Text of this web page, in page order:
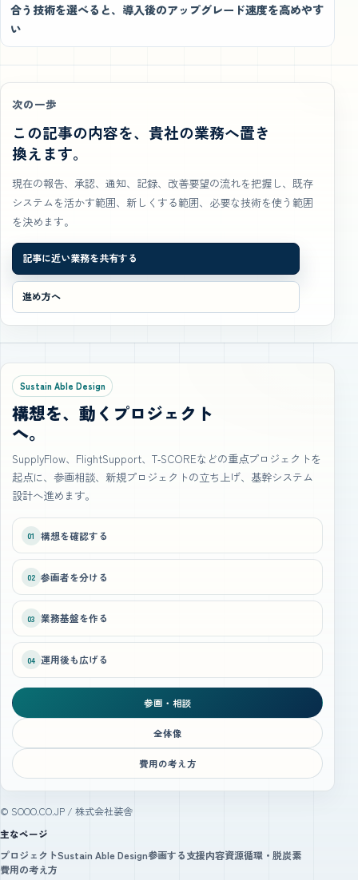
合う技術を選べると、導入後のアップグレード速度を高めやす
い
次の一歩
この記事の内容を、貴社の業務へ置き
換えます。
現在の報告、承認、通知、記録、改善要望の流れを把握し、既存
システムを活かす範囲、新しくする範囲、必要な技術を使う範囲
を決めます。
記事に近い業務を共有する
進め方へ
Sustain Able Design
構想を、動くプロジェクト
へ。
SupplyFlow、FlightSupport、T‑SCOREなどの重点プロジェクトを
起点に、参画相談、新規プロジェクトの立ち上げ、基幹システム
設計へ進めます。
01 構想を確認する
02 参画者を分ける
03 業務基盤を作る
04 運用後も広げる
参画・相談
全体像
費用の考え方
© SOOO.CO.JP / 株式会社装舎
主なページ
プロジェクトSustain Able Design参画する支援内容資源循環・脱炭素
費用の考え方